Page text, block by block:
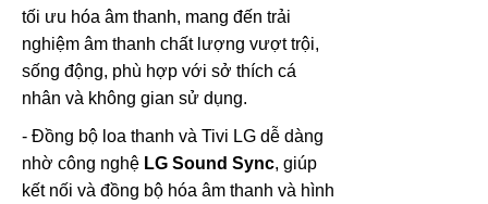
tối ưu hóa âm thanh, mang đến trải
nghiệm âm thanh chất lượng vượt trội,
sống động, phù hợp với sở thích cá
nhân và không gian sử dụng.
- Đồng bộ loa thanh và Tivi LG dễ dàng
nhờ công nghệ LG Sound Sync, giúp
kết nối và đồng bộ hóa âm thanh và hình